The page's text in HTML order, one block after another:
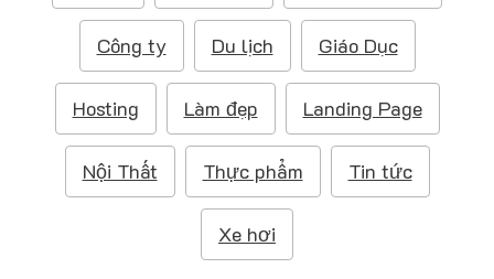
u
i
ế
m
Công ty Du lịch Giáo Dục
Hosting Làm đẹp Landing Page
Nội Thất Thực phẩm Tin tức
Xe hơi